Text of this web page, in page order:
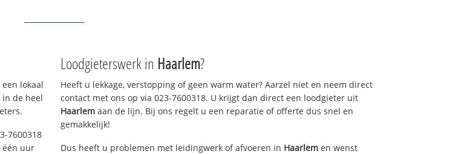
lokaal
de heel
7600318
één uur
Loodgieterswerk in Haarlem?
Heeft u lekkage, verstopping of geen warm water? Aarzel niet en neem direct
contact met ons op via 023-7600318. U krijgt dan direct een loodgieter uit
Haarlem aan de lijn. Bij ons regelt u een reparatie of offerte dus snel en
gemakkelijk!
Dus heeft u problemen met leidingwerk of afvoeren in Haarlem en wenst